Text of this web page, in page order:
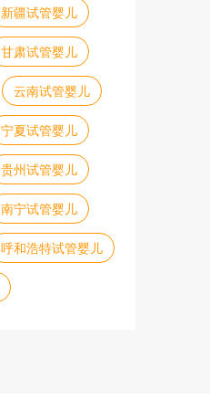
新疆试管婴儿
甘肃试管婴儿
云南试管婴儿
宁夏试管婴儿
贵州试管婴儿
南宁试管婴儿
呼和浩特试管婴儿